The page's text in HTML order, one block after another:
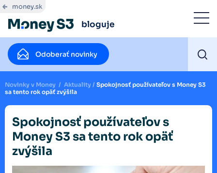
money.sk
bloguje
Odoberať novinky
Novinky v Money / Aktuality / Spokojnosť používateľov s Money S3
sa tento rok opäť zvýšila
Spokojnosť používateľov s
Money S3 sa tento rok opäť
zvýšila